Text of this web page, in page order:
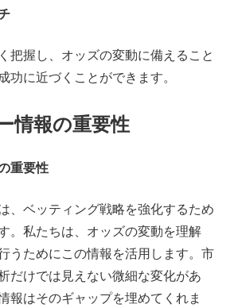
把握し、オッズの変動に備えること
功に近づくことができます。
情報の重要性
重要性
、ベッティング戦略を強化するため
。私たちは、オッズの変動を理解
うためにこの情報を活用します。市
だけでは見えない微細な変化があ
報はそのギャップを埋めてくれま